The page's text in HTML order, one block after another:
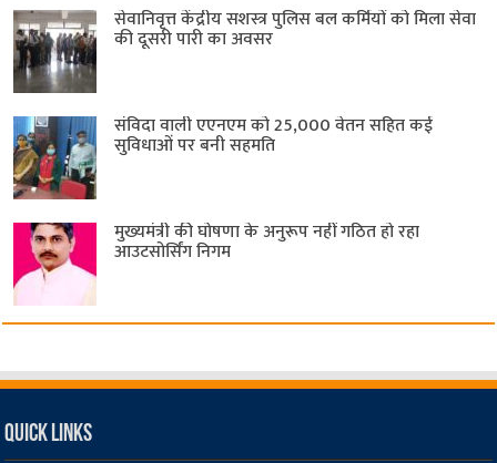
सेवानिवृत्त केंद्रीय सशस्त्र पुलिस बल ​कर्मियों को मिला सेवा
की दूसरी पारी का अवसर
संविदा वाली एएनएम को 25,000 वेतन सहित कई
सुविधाओं पर बनी सहमति
मुख्यमंत्री की घोषणा के अनुरूप नहीं गठित हो रहा
आउटसोर्सिंग निगम
Quick Links